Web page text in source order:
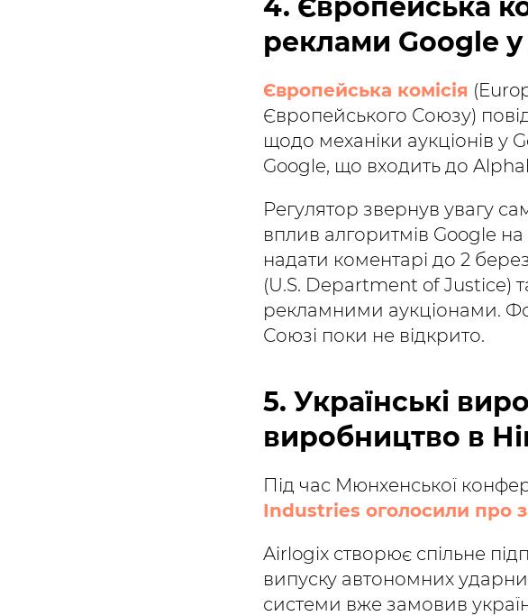
реклами Google
Європейська комісія
Європейського Союзу)
щодо механіки аукціонів у
Google, що входить до
Регулятор звернув увагу
вплив алгоритмів Google
надати коментарі до 2
(U.S. Department of Justice)
рекламними аукціонами.
Союзі поки не відкрито.
5. Українські
виробництво в
Під час Мюнхенської
Industries оголосили про
Airlogix створює спільне
випуску автономних
системи вже замовив